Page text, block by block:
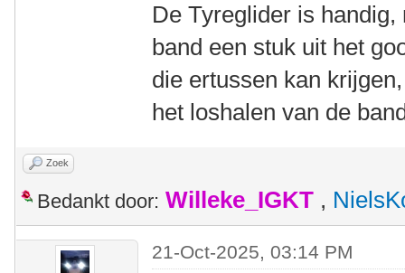
De Tyreglider is
band een stuk uit het
die ertussen kan
het loshalen van de
Zoek
Bedankt door: Willeke_IGKT ,
21-Oct-2025, 03:14 PM